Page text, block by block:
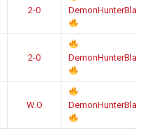
2-0 DemonHunterBlack
2-0 DemonHunterBlack
W.O DemonHunterBlack